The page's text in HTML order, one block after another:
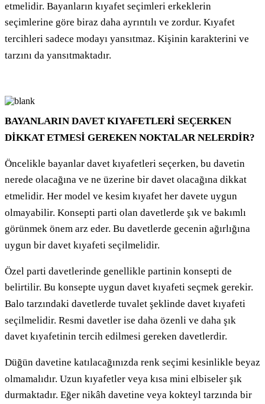
etmelidir. Bayanların kıyafet seçimleri erkeklerin
seçimlerine göre biraz daha ayrıntılı ve zordur. Kıyafet
tercihleri sadece modayı yansıtmaz. Kişinin karakterini ve
tarzını da yansıtmaktadır.
BAYANLARIN DAVET KIYAFETLERİ SEÇERKEN
DİKKAT ETMESİ GEREKEN NOKTALAR NELERDİR?
Öncelikle bayanlar davet kıyafetleri seçerken, bu davetin
nerede olacağına ve ne üzerine bir davet olacağına dikkat
etmelidir. Her model ve kesim kıyafet her davete uygun
olmayabilir. Konsepti parti olan davetlerde şık ve bakımlı
görünmek önem arz eder. Bu davetlerde gecenin ağırlığına
uygun bir davet kıyafeti seçilmelidir.
Özel parti davetlerinde genellikle partinin konsepti de
belirtilir. Bu konsepte uygun davet kıyafeti seçmek gerekir.
Balo tarzındaki davetlerde tuvalet şeklinde davet kıyafeti
seçilmelidir. Resmi davetler ise daha özenli ve daha şık
davet kıyafetinin tercih edilmesi gereken davetlerdir.
Düğün davetine katılacağınızda renk seçimi kesinlikle beyaz
olmamalıdır. Uzun kıyafetler veya kısa mini elbiseler şık
durmaktadır. Eğer nikâh davetine veya kokteyl tarzında bir